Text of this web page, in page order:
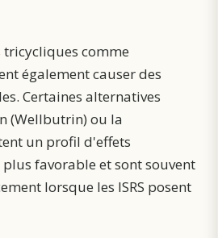
tricycliques comme
également causer des
Certaines alternatives
(Wellbutrin) ou la
un profil d'effets
favorable et sont souvent
lorsque les ISRS posent